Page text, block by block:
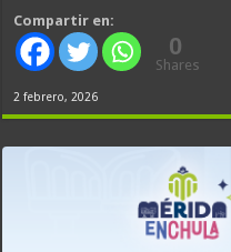
Compartir en:
0
Shares
2 febrero, 2026